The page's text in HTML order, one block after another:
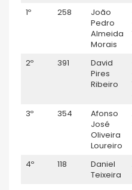
1º
258
João
Pedro
Almeida
Morais
2º 391
David
Pires
Ribeiro
3º 354
Afonso
José
Oliveira
Loureiro
4º 118
Daniel
Teixeira